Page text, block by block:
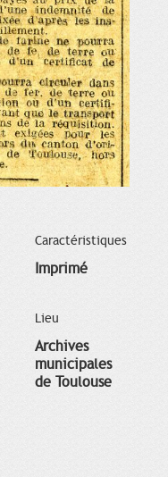
Caractéristiques
Imprimé
Lieu
Archives
municipales
de Toulouse